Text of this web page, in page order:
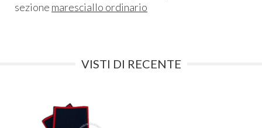
sezione maresciallo ordinario
VISTI DI RECENTE